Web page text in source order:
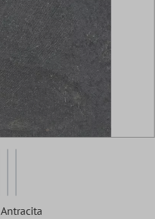
Antracita